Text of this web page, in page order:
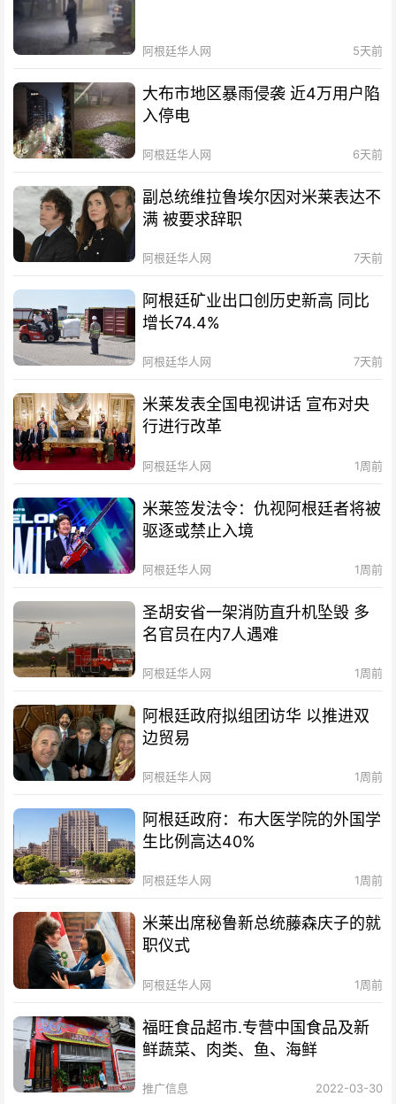
阿根廷华人网 5天前
大布市地区暴雨侵袭 近4万用户陷
入停电
阿根廷华人网 6天前
副总统维拉鲁埃尔因对米莱表达不
满 被要求辞职
阿根廷华人网 7天前
阿根廷矿业出口创历史新高 同比
增长74.4%
阿根廷华人网 7天前
米莱发表全国电视讲话 宣布对央
行进行改革
阿根廷华人网 1周前
米莱签发法令：仇视阿根廷者将被
驱逐或禁止入境
阿根廷华人网 1周前
圣胡安省一架消防直升机坠毁 多
名官员在内7人遇难
阿根廷华人网 1周前
阿根廷政府拟组团访华 以推进双
边贸易
阿根廷华人网 1周前
阿根廷政府：布大医学院的外国学
生比例高达40%
阿根廷华人网 1周前
米莱出席秘鲁新总统藤森庆子的就
职仪式
阿根廷华人网 1周前
福旺食品超市.专营中国食品及新
鲜蔬菜、肉类、鱼、海鲜
推广信息 2022-03-30